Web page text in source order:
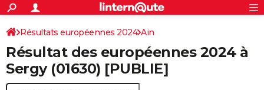
ACTUALITÉS
Politique
Société
Faits Divers
Education
Monde
Villes
+
SPORT
Coupe du monde 2026
Football
Tennis
Cyclisme
Rugby
Forum
Programme TV
TNT
Streaming
Cinéma
Sorties cinéma
Musique
+
FINANCE
S'inscrire
Connexion
Résultats européennes 2024 Ain
Résultat des européennes 2024 à
Sergy (01630) [PUBLIE]